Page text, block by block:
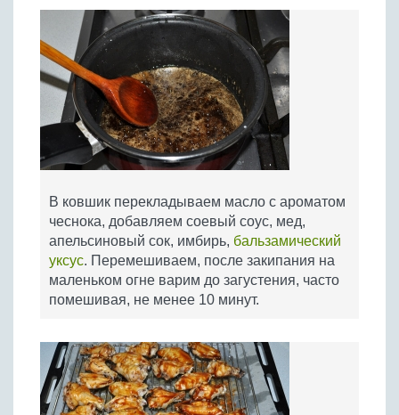
В ковшик перекладываем масло с ароматом
чеснока, добавляем соевый соус, мед,
апельсиновый сок, имбирь, бальзамический
уксус. Перемешиваем, после закипания на
маленьком огне варим до загустения, часто
помешивая, не менее 10 минут.